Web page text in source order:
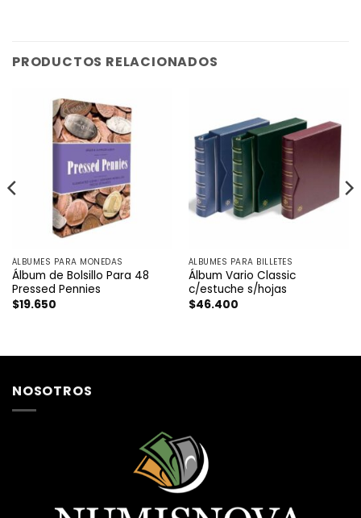
PRODUCTOS RELACIONADOS
ÁLBUMES PARA MONEDAS
Álbum de Bolsillo Para 48
Pressed Pennies
$19.650
ÁLBUMES PARA BILLETES
Álbum Vario Classic
c/estuche s/hojas
$46.400
NOSOTROS